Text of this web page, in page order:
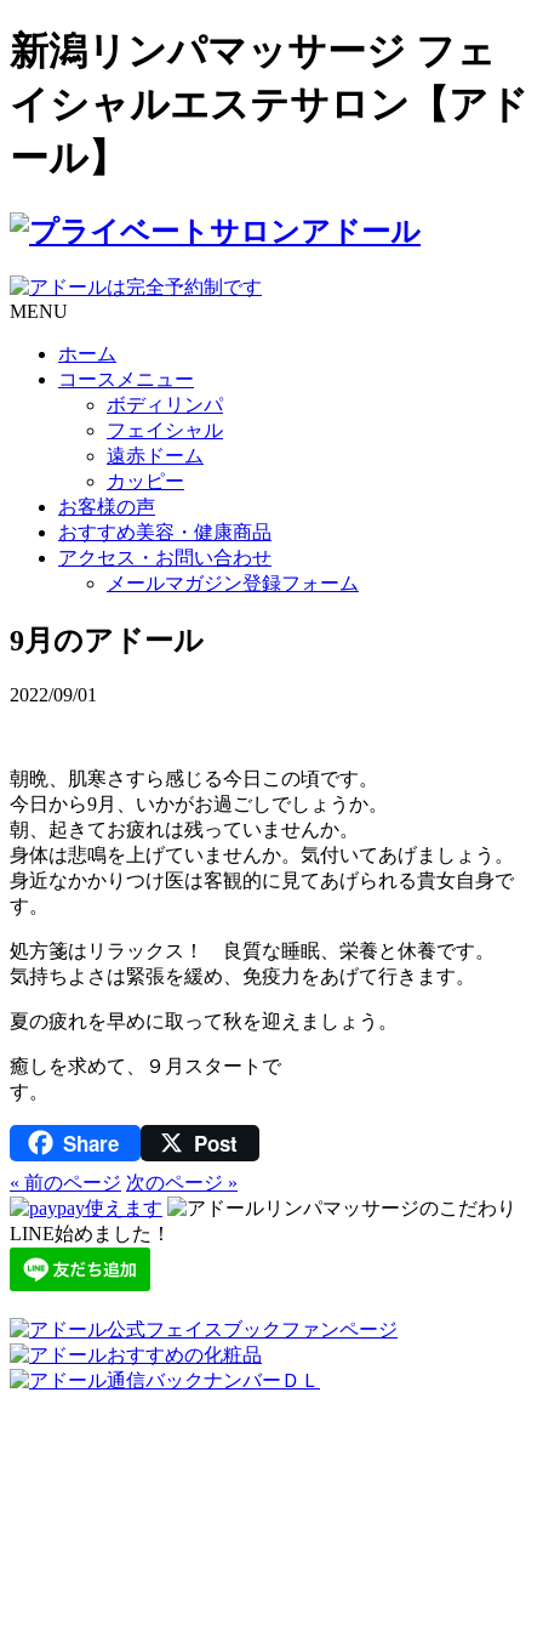
新潟リンパマッサージ フェ
イシャルエステサロン【アド
ール】
MENU
ホーム
コースメニュー
ボディリンパ
フェイシャル
遠赤ドーム
カッピー
お客様の声
おすすめ美容・健康商品
アクセス・お問い合わせ
メールマガジン登録フォーム
9月のアドール
2022/09/01
朝晩、肌寒さすら感じる今日この頃です。
今日から9月、いかがお過ごしでしょうか。
朝、起きてお疲れは残っていませんか。
身体は悲鳴を上げていませんか。気付いてあげましょう。
身近なかかりつけ医は客観的に見てあげられる貴女自身で
す。
処方箋はリラックス！ 良質な睡眠、栄養と休養です。
気持ちよさは緊張を緩め、免疫力をあげて行きます。
夏の疲れを早めに取って秋を迎えましょう。
癒しを求めて、９月スタートで
Share Post
« 前のページ 次のページ »
LINE始めました！